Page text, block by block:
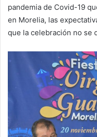
pandemia de Covid-19
en Morelia, las
que la celebración no se